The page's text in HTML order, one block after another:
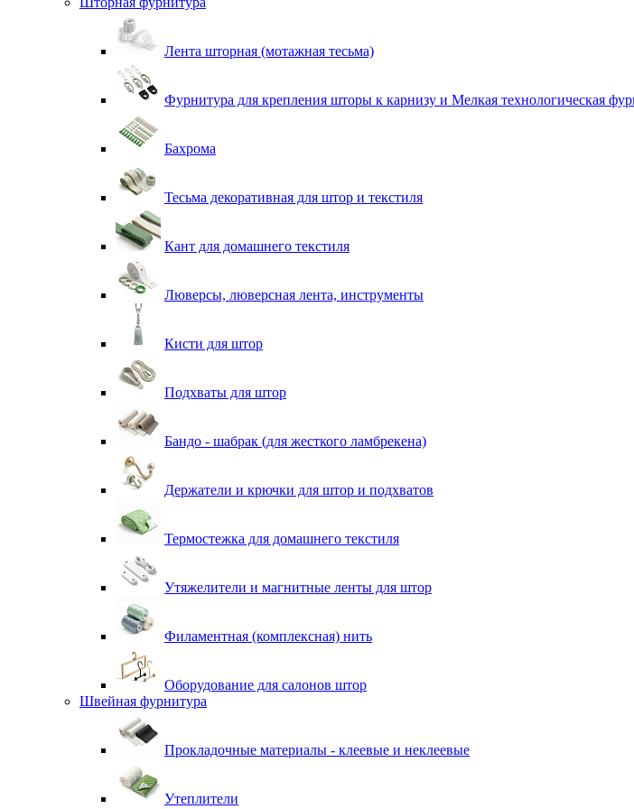
Лента шторная (мотажная тесьма)
Фурнитура для крепления шторы к карнизу и Мелкая технологическая
Бахрома
Тесьма декоративная для штор и текстиля
Кант для домашнего текстиля
Люверсы, люверсная лента, инструменты
Кисти для штор
Подхваты для штор
Бандо - шабрак (для жесткого ламбрекена)
Держатели и крючки для штор и подхватов
Термостежка для домашнего текстиля
Утяжелители и магнитные ленты для штор
Филаментная (комплексная) нить
Оборудование для салонов штор
Швейная фурнитура
Прокладочные материалы - клеевые и неклеевые
Утеплители